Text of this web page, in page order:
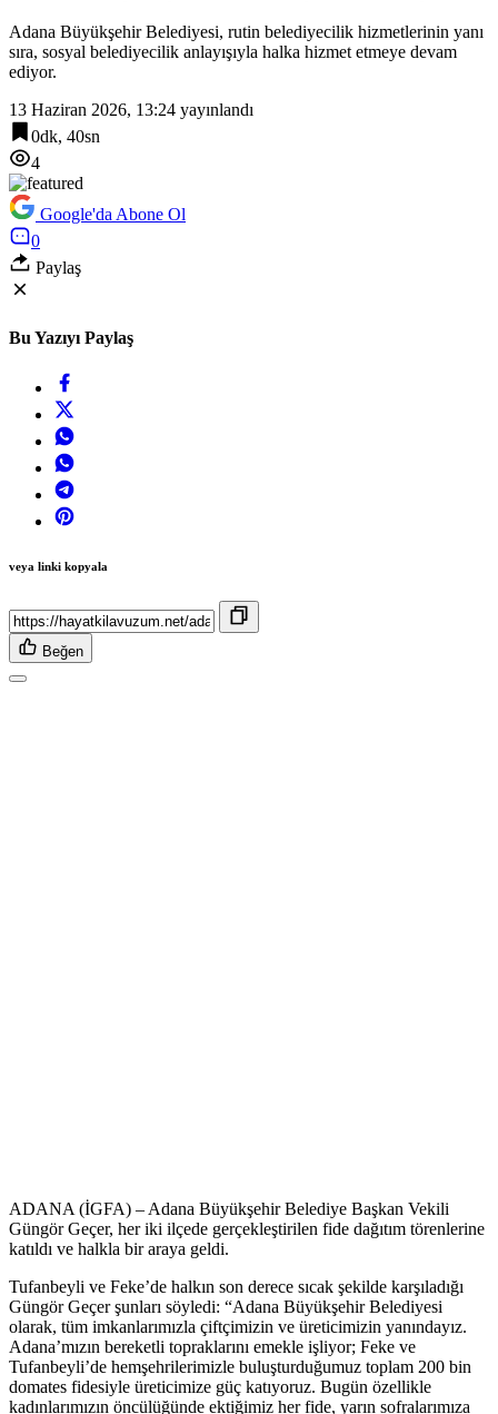
Adana Büyükşehir Belediyesi, rutin belediyecilik hizmetlerinin yanı
sıra, sosyal belediyecilik anlayışıyla halka hizmet etmeye devam
ediyor.
13 Haziran 2026, 13:24 yayınlandı
0dk, 40sn
4
Google'da Abone Ol
0
Paylaş
Bu Yazıyı Paylaş
veya linki kopyala
Beğen
ADANA (İGFA) – Adana Büyükşehir Belediye Başkan Vekili
Güngör Geçer, her iki ilçede gerçekleştirilen fide dağıtım törenlerine
katıldı ve halkla bir araya geldi.
Tufanbeyli ve Feke’de halkın son derece sıcak şekilde karşıladığı
Güngör Geçer şunları söyledi: “Adana Büyükşehir Belediyesi
olarak, tüm imkanlarımızla çiftçimizin ve üreticimizin yanındayız.
Adana’mızın bereketli topraklarını emekle işliyor; Feke ve
Tufanbeyli’de hemşehrilerimizle buluşturduğumuz toplam 200 bin
domates fidesiyle üreticimize güç katıyoruz. Bugün özellikle
kadınlarımızın öncülüğünde ektiğimiz her fide, yarın sofralarımıza